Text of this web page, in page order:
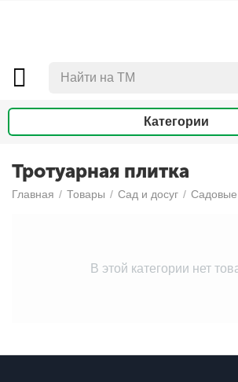
Категории
Тротуарная плитка
Главная / Товары / Сад и досуг /
В этой категории нет